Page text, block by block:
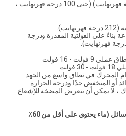
درجة فهرنهايت إلى + 158 درجة فهرنهايت) (حتى 100 درجة فهرنهايت ،
أكثر من 20000 ساعة بناءً على الفولتية المقدرة ودرجة
المحرك في نطاق واسع من الجهد
أو المنخفض جدًا ودرجة الحرارة
لا يمكن أن تتعرض المضخة للإشعاع
سائل متوسط: ماء نقي ، خليط سائل (ماء يحتوي على أقل من 60٪